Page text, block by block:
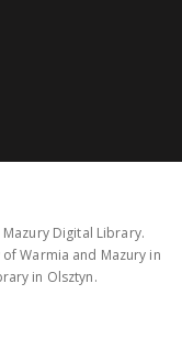
Digital Library.
Warmia and Mazury in
in Olsztyn.